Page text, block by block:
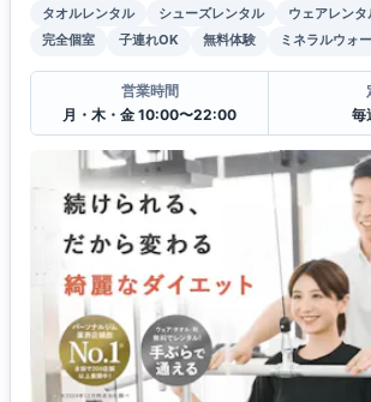
タオルレンタル シューズレンタル ウェアレンタ
完全個室
子連れOK 無料体験 ミネラルウォ
営業時間
月・木・金 10:00〜22:00
毎